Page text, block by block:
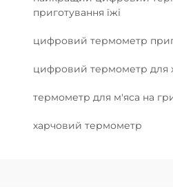
приготування їжі
цифровий термометр
цифровий термометр для
термометр для м'яса на
харчовий термометр